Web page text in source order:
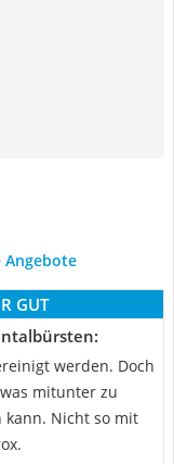
Angebote
GUT
werden. Doch
mitunter zu
Nicht so mit